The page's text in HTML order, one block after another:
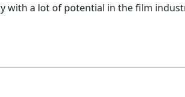
with a lot of potential in the film